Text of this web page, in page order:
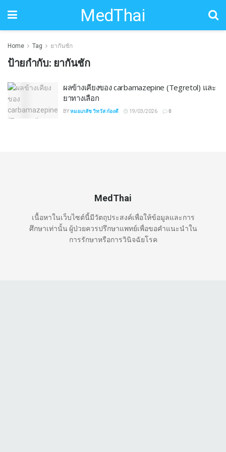
MedThai
Home Tag ยากันชัก
ป้ายกำกับ: ยากันชัก
ผลข้างเคียงของ carbamazepine (Tegretol) และ
ยาทางเลือก
BYหมอเภสัช วิทวัส ก๋องดี 19/03/2026 0
MedThai
เนื้อหาในเว็บไซต์นี้มีวัตถุประสงค์เพื่อให้ข้อมูลและการ
ศึกษาเท่านั้น ผู้ป่วยควรปรึกษาแพทย์เพื่อขอคำแนะนำใน
การรักษาหรือการวินิจฉัยโรค